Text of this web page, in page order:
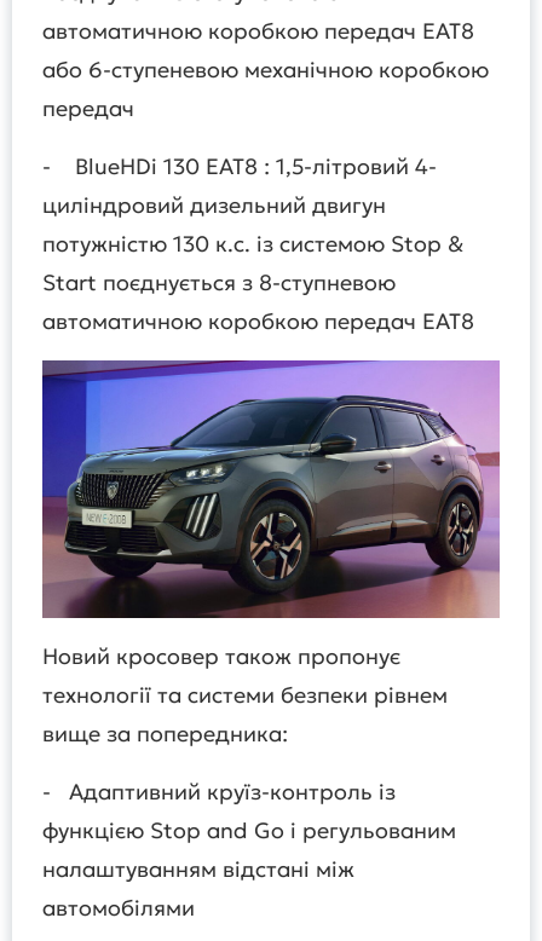
автоматичною коробкою передач EAT8
або 6-ступеневою механічною коробкою
передач
- BlueHDi 130 EAT8 : 1,5-літровий 4-
циліндровий дизельний двигун
потужністю 130 к.с. із системою Stop &
Start поєднується з 8-ступневою
автоматичною коробкою передач EAT8
Новий кросовер також пропонує
технології та системи безпеки рівнем
вище за попередника:
- Адаптивний круїз-контроль із
функцією Stop and Go і регульованим
налаштуванням відстані між
автомобілями